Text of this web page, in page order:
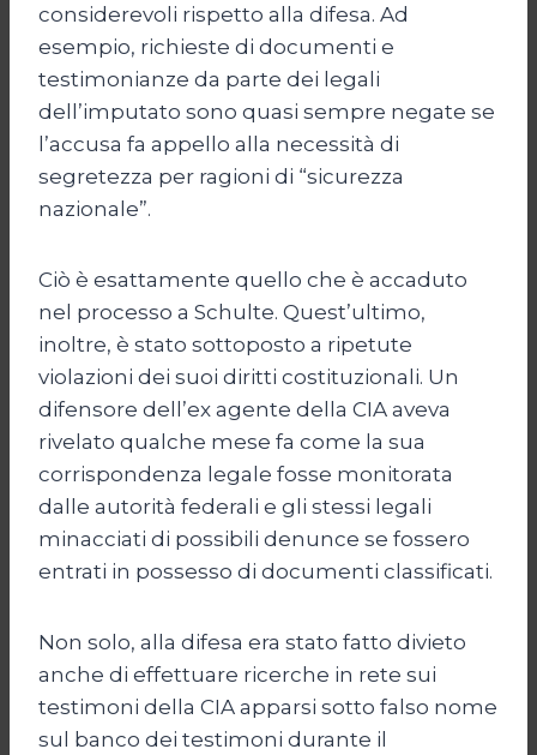
considerevoli rispetto alla difesa. Ad
esempio, richieste di documenti e
testimonianze da parte dei legali
dell’imputato sono quasi sempre negate se
l’accusa fa appello alla necessità di
segretezza per ragioni di “sicurezza
nazionale”.
Ciò è esattamente quello che è accaduto
nel processo a Schulte. Quest’ultimo,
inoltre, è stato sottoposto a ripetute
violazioni dei suoi diritti costituzionali. Un
difensore dell’ex agente della CIA aveva
rivelato qualche mese fa come la sua
corrispondenza legale fosse monitorata
dalle autorità federali e gli stessi legali
minacciati di possibili denunce se fossero
entrati in possesso di documenti classificati.
Non solo, alla difesa era stato fatto divieto
anche di effettuare ricerche in rete sui
testimoni della CIA apparsi sotto falso nome
sul banco dei testimoni durante il